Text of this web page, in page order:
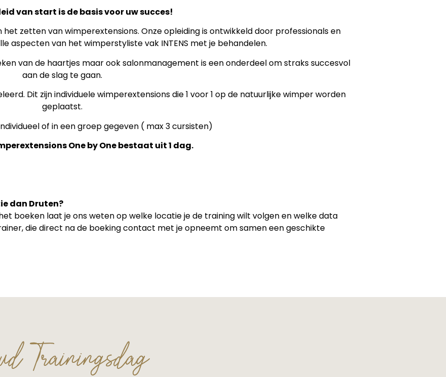
van start is de basis voor uw succes!
zetten van wimperextensions. Onze opleiding is ontwikkeld door professionals en
aspecten van het wimperstyliste vak INTENS met je behandelen.
van de haartjes maar ook salonmanagement is een onderdeel om straks succesvol
aan de slag te gaan.
Dit zijn individuele wimperextensions die 1 voor 1 op de natuurlijke wimper worden
geplaatst.
of in een groep gegeven ( max 3 cursisten)
One by One bestaat uit 1 dag.
dan Druten?
boeken laat je ons weten op welke locatie je de training wilt volgen en welke data
die direct na de boeking contact met je opneemt om samen een geschikte
Trainingsdag